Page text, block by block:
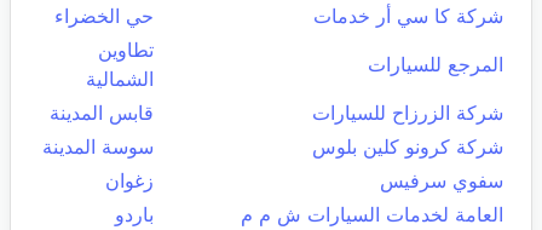
شركة كا سي أر خدمات
حي الخضراء
المرجع للسيارات
تطاوين
الشمالية
شركة الزرزاح للسيارات
قابس المدينة
شركة كرونو كلين بلوس
سوسة المدينة
سفوي سرفيس
زغوان
العامة لخدمات السيارات ش م م
باردو